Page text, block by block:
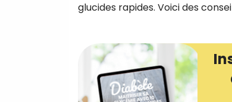
glucides rapides. Voici des